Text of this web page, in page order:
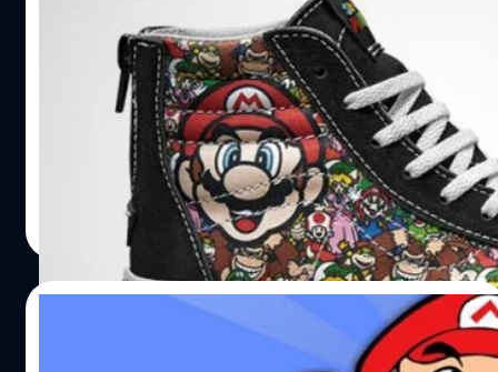
แฟนนินเทนโดเตรียมเสียเงิน Vans เปิดตัว
รองเท้าลายเกม มาริโอ เซลด้า
Vans เตรียมออกรองเท้ารุ่นพิเศษจากเกมนินเทนโด ที่แฟนเกม
ต้องอยากได้
วงศกร ปฐมชัยวัฒน์ | 3750 days ago
ชม 10 อันดับฉากสุดยากในเกม ซูเปอร์ มาริโอ